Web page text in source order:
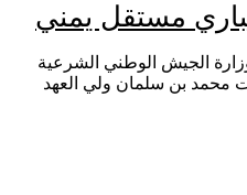
مستقل يمني
الجيش الوطني الشرعية
محمد بن سلمان ولي العهد